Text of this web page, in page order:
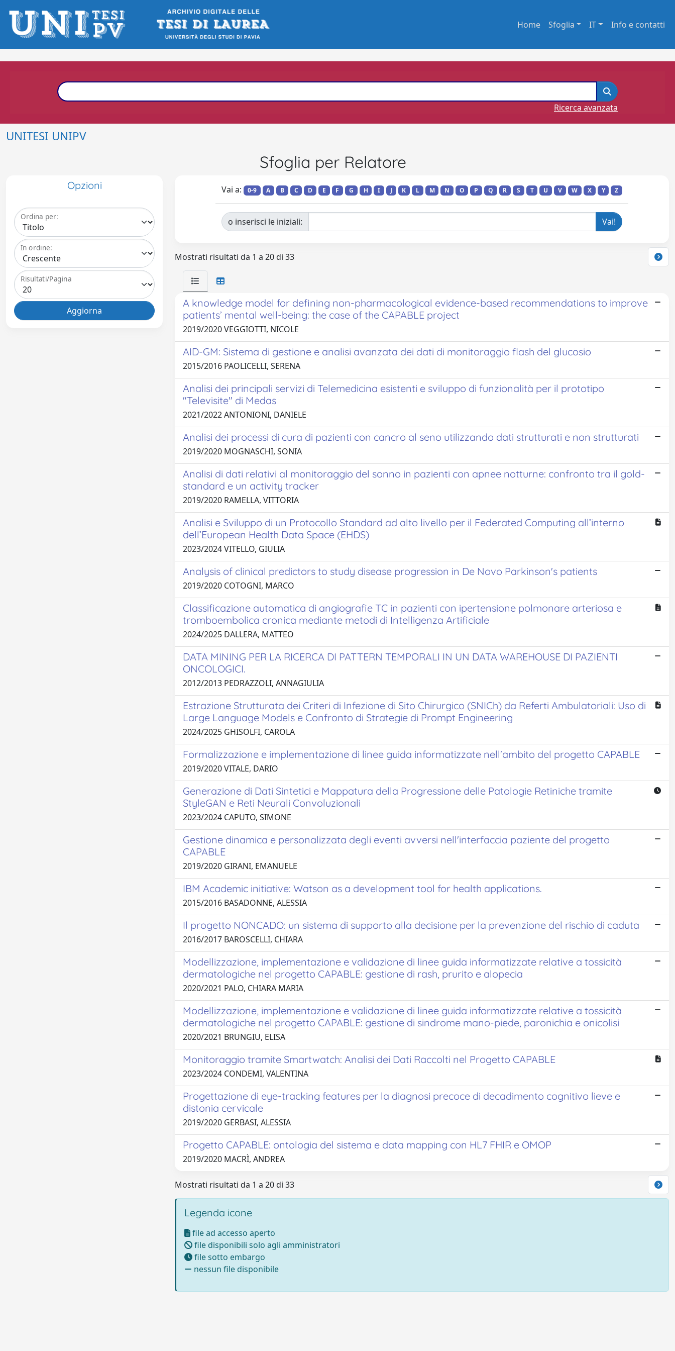
Home Sfoglia IT Info e contatti
Ricerca avanzata
UNITESI UNIPV
Sfoglia per Relatore
Opzioni
Ordina per:
In ordine:
Risultati/Pagina
Vai a: 0-9 A B C D E F G H I J K L M N O P Q R S T U V W X Y Z
o inserisci le iniziali:
Mostrati risultati da 1 a 20 di 33
A knowledge model for defining non-pharmacological evidence-based recommendations to improve
patients’ mental well-being: the case of the CAPABLE project
2019/2020 VEGGIOTTI, NICOLE
AID-GM: Sistema di gestione e analisi avanzata dei dati di monitoraggio flash del glucosio
2015/2016 PAOLICELLI, SERENA
Analisi dei principali servizi di Telemedicina esistenti e sviluppo di funzionalità per il prototipo
"Televisite" di Medas
2021/2022 ANTONIONI, DANIELE
Analisi dei processi di cura di pazienti con cancro al seno utilizzando dati strutturati e non strutturati
2019/2020 MOGNASCHI, SONIA
Analisi di dati relativi al monitoraggio del sonno in pazienti con apnee notturne: confronto tra il gold-
standard e un activity tracker
2019/2020 RAMELLA, VITTORIA
Analisi e Sviluppo di un Protocollo Standard ad alto livello per il Federated Computing all’interno
dell’European Health Data Space (EHDS)
2023/2024 VITELLO, GIULIA
Analysis of clinical predictors to study disease progression in De Novo Parkinson's patients
2019/2020 COTOGNI, MARCO
Classificazione automatica di angiografie TC in pazienti con ipertensione polmonare arteriosa e
tromboembolica cronica mediante metodi di Intelligenza Artificiale
2024/2025 DALLERA, MATTEO
DATA MINING PER LA RICERCA DI PATTERN TEMPORALI IN UN DATA WAREHOUSE DI PAZIENTI
ONCOLOGICI.
2012/2013 PEDRAZZOLI, ANNAGIULIA
Estrazione Strutturata dei Criteri di Infezione di Sito Chirurgico (SNICh) da Referti Ambulatoriali: Uso di
Large Language Models e Confronto di Strategie di Prompt Engineering
2024/2025 GHISOLFI, CAROLA
Formalizzazione e implementazione di linee guida informatizzate nell'ambito del progetto CAPABLE
2019/2020 VITALE, DARIO
Generazione di Dati Sintetici e Mappatura della Progressione delle Patologie Retiniche tramite
StyleGAN e Reti Neurali Convoluzionali
2023/2024 CAPUTO, SIMONE
Gestione dinamica e personalizzata degli eventi avversi nell'interfaccia paziente del progetto
CAPABLE
2019/2020 GIRANI, EMANUELE
IBM Academic initiative: Watson as a development tool for health applications.
2015/2016 BASADONNE, ALESSIA
Il progetto NONCADO: un sistema di supporto alla decisione per la prevenzione del rischio di caduta
2016/2017 BAROSCELLI, CHIARA
Modellizzazione, implementazione e validazione di linee guida informatizzate relative a tossicità
dermatologiche nel progetto CAPABLE: gestione di rash, prurito e alopecia
2020/2021 PALO, CHIARA MARIA
Modellizzazione, implementazione e validazione di linee guida informatizzate relative a tossicità
dermatologiche nel progetto CAPABLE: gestione di sindrome mano-piede, paronichia e onicolisi
2020/2021 BRUNGIU, ELISA
Monitoraggio tramite Smartwatch: Analisi dei Dati Raccolti nel Progetto CAPABLE
2023/2024 CONDEMI, VALENTINA
Progettazione di eye-tracking features per la diagnosi precoce di decadimento cognitivo lieve e
distonia cervicale
2019/2020 GERBASI, ALESSIA
Progetto CAPABLE: ontologia del sistema e data mapping con HL7 FHIR e OMOP
2019/2020 MACRÌ, ANDREA
Mostrati risultati da 1 a 20 di 33
Legenda icone
file ad accesso aperto
file disponibili solo agli amministratori
file sotto embargo
nessun file disponibile